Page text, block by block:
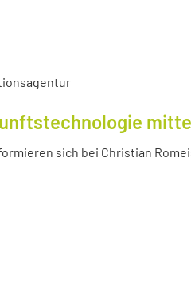
sich bei Christian